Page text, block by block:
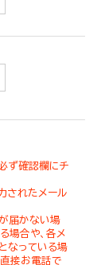
ず確認欄にチ
されたメール
が届かない場
場合や、各メ
なっている場
直接お電話で